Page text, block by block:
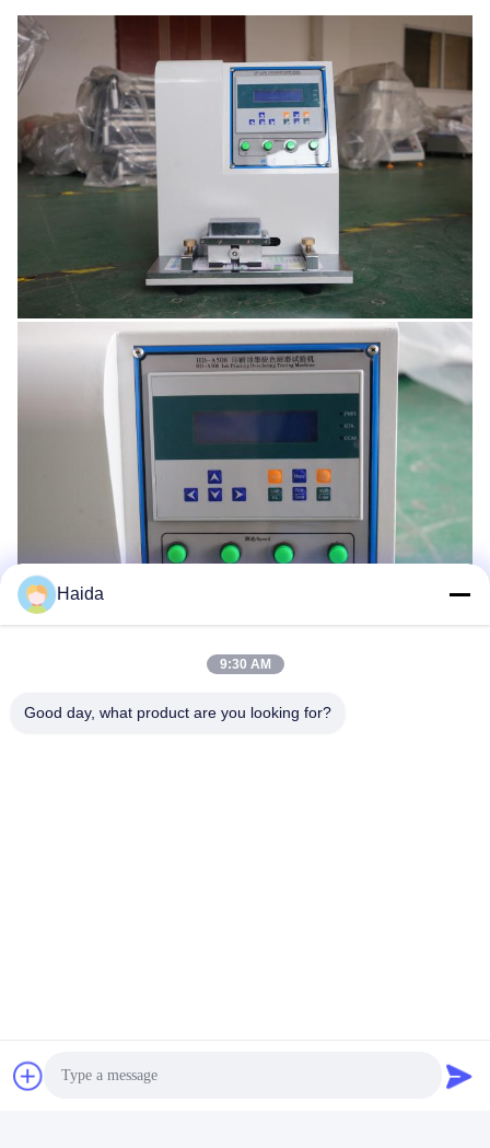
del Guangdong, Cina
Haida
9:30 AM
Good day, what product are you looking for?